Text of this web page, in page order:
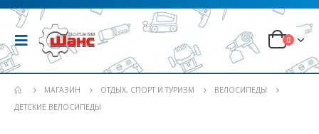
0
МАГАЗИН ОТДЫХ, СПОРТ И ТУРИЗМ
ВЕЛОСИПЕДЫ
ДЕТСКИЕ ВЕЛОСИПЕДЫ